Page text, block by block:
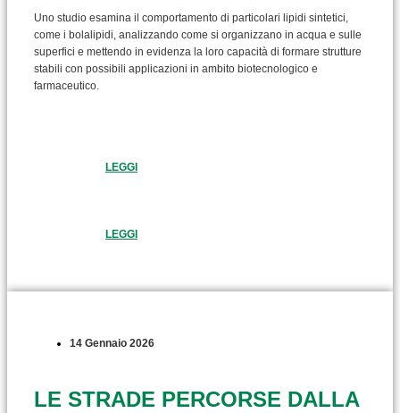
Uno studio esamina il comportamento di particolari lipidi sintetici,
come i bolalipidi, analizzando come si organizzano in acqua e sulle
superfici e mettendo in evidenza la loro capacità di formare strutture
stabili con possibili applicazioni in ambito biotecnologico e
farmaceutico.
LEGGI
LEGGI
14 Gennaio 2026
LE STRADE PERCORSE DALLA